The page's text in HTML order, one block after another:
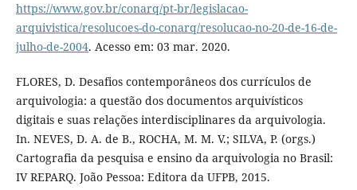
https://www.gov.br/conarq/pt-br/legislacao-
arquivistica/resolucoes-do-conarq/resolucao-no-20-de-16-de-
julho-de-2004. Acesso em: 03 mar. 2020.
FLORES, D. Desafios contemporâneos dos currículos de
arquivologia: a questão dos documentos arquivísticos
digitais e suas relações interdisciplinares da arquivologia.
In. NEVES, D. A. de B., ROCHA, M. M. V.; SILVA, P. (orgs.)
Cartografia da pesquisa e ensino da arquivologia no Brasil:
IV REPARQ. João Pessoa: Editora da UFPB, 2015.